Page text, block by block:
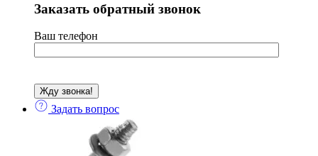
Заказать обратный звонок
Ваш телефон
Задать вопрос